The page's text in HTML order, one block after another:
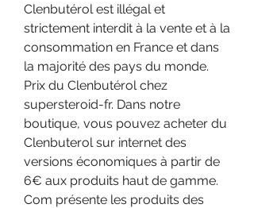
Clenbutérol est illégal et
strictement interdit à la vente et à la
consommation en France et dans
la majorité des pays du monde.
Prix du Сlenbutérol chez
supersteroid-fr. Dans notre
boutique, vous pouvez acheter du
Clenbuterol sur internet des
versions économiques à partir de
6€ aux produits haut de gamme.
Com présente les produits des